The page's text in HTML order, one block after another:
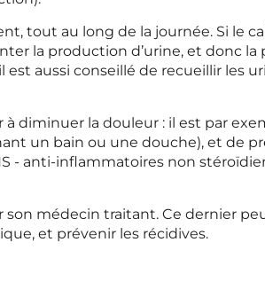
tout au long de la journée. Si le
la production d’urine, et donc la
est aussi conseillé de recueillir les
diminuer la douleur : il est par
un bain ou une douche), et de
- anti-inflammatoires non
médecin traitant. Ce dernier
et prévenir les récidives.